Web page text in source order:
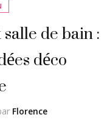
de bain :
déco
Florence